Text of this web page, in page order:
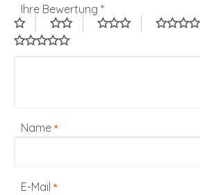
Ihre Bewertung *
Name *
E-Mail *